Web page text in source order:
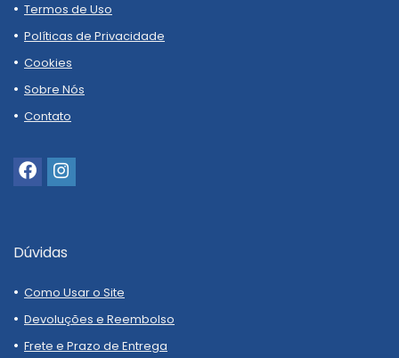
Termos de Uso
Políticas de Privacidade
Cookies
Sobre Nós
Contato
Dúvidas
Como Usar o Site
Devoluções e Reembolso
Frete e Prazo de Entrega